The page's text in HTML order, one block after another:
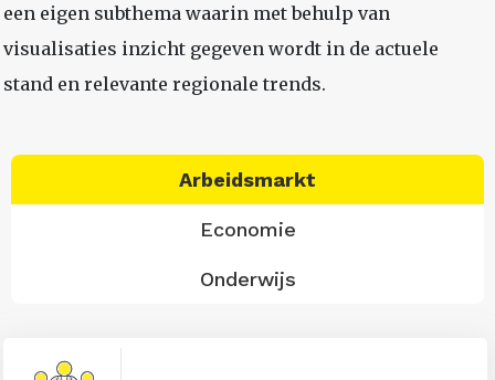
een eigen subthema waarin met behulp van
visualisaties inzicht gegeven wordt in de actuele
stand en relevante regionale trends.
Arbeidsmarkt
Economie
Onderwijs